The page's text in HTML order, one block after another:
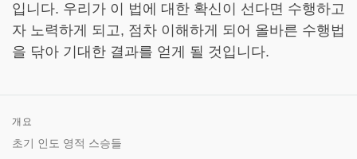
입니다. 우리가 이 법에 대한 확신이 선다면 수행하고
자 노력하게 되고, 점차 이해하게 되어 올바른 수행법
을 닦아 기대한 결과를 얻게 될 것입니다.
개요
초기 인도 영적 스승들